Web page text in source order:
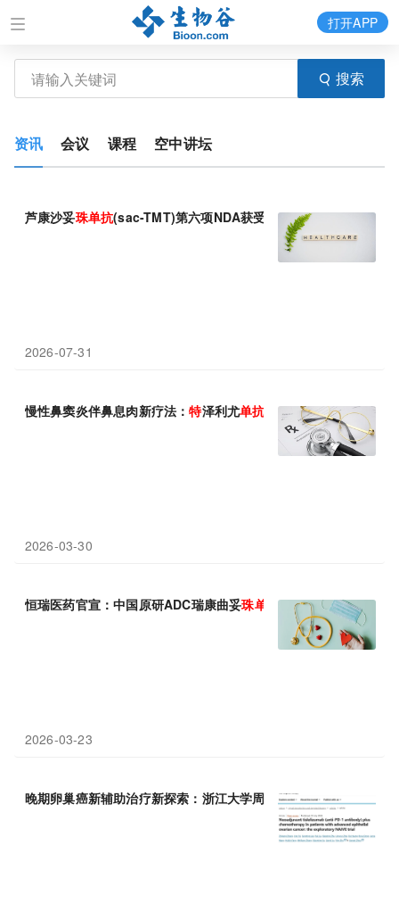
搜索
打开APP
资讯 会议 课程 空中讲坛
芦康沙妥珠单抗(sac-TMT)第六项NDA获受理
2026-07-31
慢性鼻窦炎伴鼻息肉新疗法：特泽利尤单抗 显著缩小鼻息肉、几
2026-03-30
恒瑞医药官宣：中国原研ADC瑞康曲妥珠单抗首个乳腺癌适应症正
2026-03-23
晚期卵巢癌新辅助治疗新探索：浙江大学周建维等团队发现替利